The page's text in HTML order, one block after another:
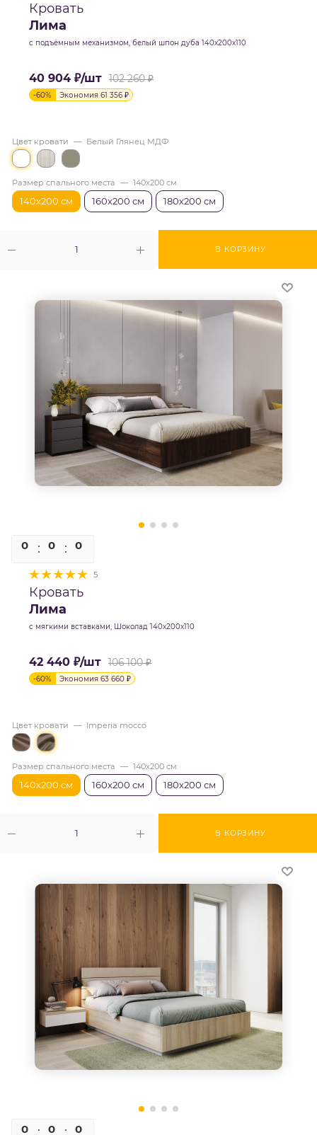
Кровать
Лима
с подъёмным механизмом, белый шпон дуба 140х200х110
40 904 ₽/шт 102 260₽
-60% Экономия 61 356 ₽
В КОРЗИНУ
Цвет кровати — Белый Глянец МДФ
Размер спального места — 140х200 см
140х200 см 160х200 см 180х200 см
0 0 0
5
Кровать
Лима
с мягкими вставками, Шоколад 140х200х110
42 440 ₽/шт 106 100₽
-60% Экономия 63 660 ₽
В КОРЗИНУ
Цвет кровати — Imperia mocco
Размер спального места — 140х200 см
140х200 см 160х200 см 180х200 см
0 0 0